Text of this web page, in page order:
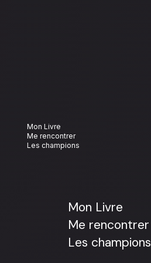
Mon Livre
Me rencontrer
Les champions
Mon Livre
Me rencontrer
Les champions